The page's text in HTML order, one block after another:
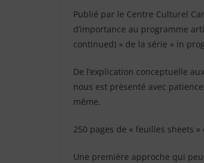
Publié par le Centre Culturel
d’importance au programme
continued) » de la série « in
De l’explication conceptuelle
nous est présenté avec
même.
250 pages de « feuilles sheets
Une première approche qui